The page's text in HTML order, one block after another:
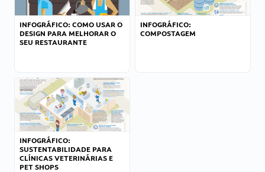
INFOGRÁFICO: COMO USAR O
DESIGN PARA MELHORAR O
SEU RESTAURANTE
INFOGRÁFICO:
COMPOSTAGEM
INFOGRÁFICO:
SUSTENTABILIDADE PARA
CLÍNICAS VETERINÁRIAS E
PET SHOPS